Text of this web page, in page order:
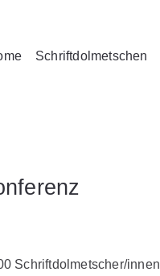
Schriftdolmetschen
Schriftdolmetscher/innen